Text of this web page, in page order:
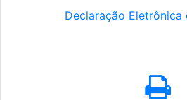
Declaração Eletrônica